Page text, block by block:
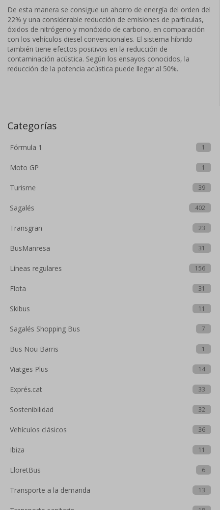
De esta manera se consigue un ahorro de energía del orden del
22% y una considerable reducción de emisiones de partículas,
óxidos de nitrógeno y monóxido de carbono, en comparación
con los vehículos diesel convencionales. El sistema híbrido
también tiene efectos positivos en la reducción de
contaminación acústica. Según los ensayos conocidos, la
reducción de la potencia acústica puede llegar al 50%.
Categorías
Fórmula 1 1
Moto GP 1
Turisme 39
Sagalés 402
Transgran 23
BusManresa 31
Líneas regulares 156
Flota 31
Skibus 11
Sagalés Shopping Bus 7
Bus Nou Barris 1
Viatges Plus 14
Exprés.cat 33
Sostenibilidad 32
Vehículos clásicos 36
Ibiza 11
LloretBus 6
Transporte a la demanda 13